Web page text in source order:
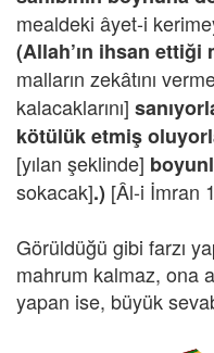
mealdeki âyet-i
(Allah’ın ihsan
malların zekâtını
kalacaklarını]
kötülük etmiş
[yılan şeklinde]
sokacak].) [Âl-i İmran
Görüldüğü gibi farzı
mahrum kalmaz, ona
yapan ise, büyük